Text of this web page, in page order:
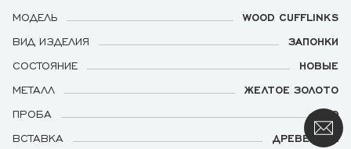
МОДЕЛЬ
WOOD CUFFLINKS
ВИД ИЗДЕЛИЯ
ЗАПОНКИ
СОСТОЯНИЕ
НОВЫЕ
МЕТАЛЛ
ЖЕЛТОЕ ЗОЛОТО
ПРОБА
750
ВСТАВКА
ДРЕВЕСИНА